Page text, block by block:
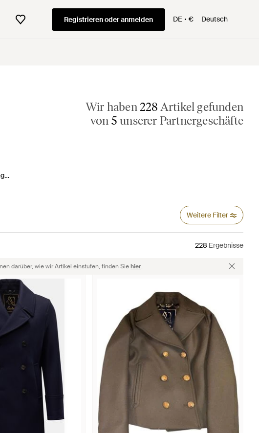
Registrieren oder anmelden DE € Deutsch
Wir haben228 Artikel gefunden
von 5 unserer Partnergeschäfte
Weitere Filter
228 Ergebnisse
darüber, wie wir Artikel einstufen, finden Siehier.